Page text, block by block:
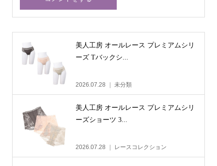
美人工房 オールレース プレミアムシリ
ーズ Tバックシ...
2026.07.28 未分類
美人工房 オールレース プレミアムシリ
ーズショーツ 3...
2026.07.28 レースコレクション